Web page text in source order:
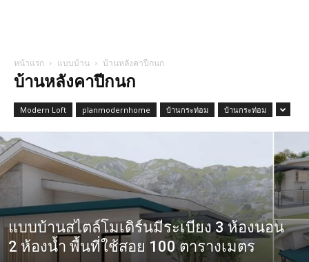
หน้าแรก แบบบ้าน บ้านหลังคาปีกนก
บ้านหลังคาปีกนก
Modern Loft planmodernhome บ้านกระท่อม บ้านกระท่อม
แบบบ้านสไตล์โมเดิร์นมีระเบียง 3 ห้องนอน
2 ห้องน้ำ พื้นที่ใช้สอย 100 ตารางเมตร